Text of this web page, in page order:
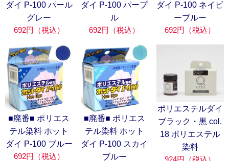
ダイ P-100 パール
グレー
692円（税込）
ダイ P-100 パープ
ル
692円（税込）
ダイ P-100 ネイビ
ーブルー
692円（税込）
■廃番■ ポリエス
テル染料 ホット
ダイ P-100 ブルー
692円（税込）
■廃番■ ポリエス
テル染料 ホット
ダイ P-100 スカイ
ブルー
ポリエステルダイ
ブラック・黒 col.
18 ポリエステル
染料